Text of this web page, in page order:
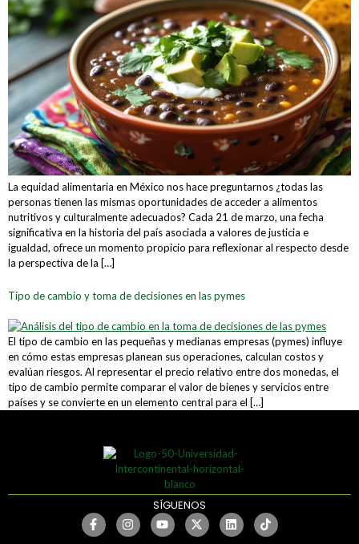
La equidad alimentaria en México nos hace preguntarnos ¿todas las
personas tienen las mismas oportunidades de acceder a alimentos
nutritivos y culturalmente adecuados? Cada 21 de marzo, una fecha
significativa en la historia del país asociada a valores de justicia e
igualdad, ofrece un momento propicio para reflexionar al respecto desde
la perspectiva de la […]
Tipo de cambio y toma de decisiones en las pymes
El tipo de cambio en las pequeñas y medianas empresas (pymes) influye
en cómo estas empresas planean sus operaciones, calculan costos y
evalúan riesgos. Al representar el precio relativo entre dos monedas, el
tipo de cambio permite comparar el valor de bienes y servicios entre
países y se convierte en un elemento central para el […]
SÍGUENOS